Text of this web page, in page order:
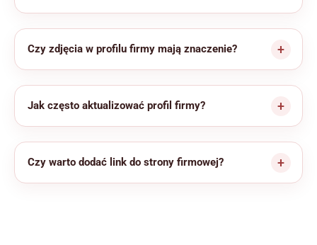
Czy zdjęcia w profilu firmy mają znaczenie?
Jak często aktualizować profil firmy?
Czy warto dodać link do strony firmowej?